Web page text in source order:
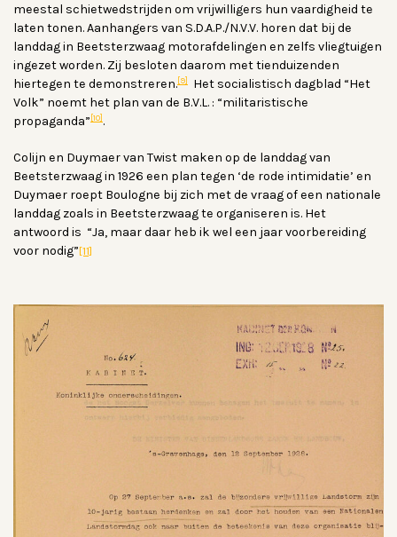
meestal schietwedstrijden om vrijwilligers hun vaardigheid te
laten tonen. Aanhangers van S.D.A.P./N.V.V. horen dat bij de
landdag in Beetsterzwaag motorafdelingen en zelfs vliegtuigen
ingezet worden. Zij besloten daarom met tienduizenden
hiertegen te demonstreren.[9]
Het socialistisch dagblad “Het
Volk” noemt het plan van de B.V.L. : “militaristische
propaganda” [10] .
Colijn en Duymaer van Twist maken op de landdag van
Beetsterzwaag in 1926 een plan tegen ‘de rode intimidatie’ en
Duymaer roept Boulogne bij zich met de vraag of een nationale
landdag zoals in Beetsterzwaag te organiseren is. Het
antwoord is “Ja, maar daar heb ik wel een jaar voorbereiding
voor nodig”[11]